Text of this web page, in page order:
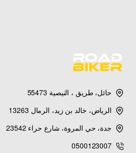
حائل، طريق ، النيصية 55473
الرياض، خالد بن زيد، الرمال 13263
جدة، حي المروة، شارع حراء 23542
0500123007